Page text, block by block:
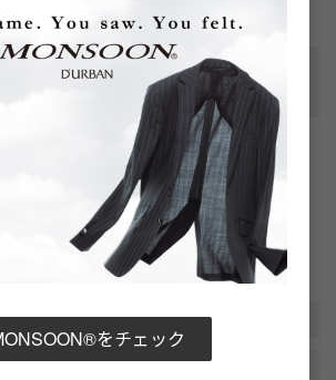
すめの一本です。
/ 裏地 キュプラ100% / （ベンベルグ）
をチェック